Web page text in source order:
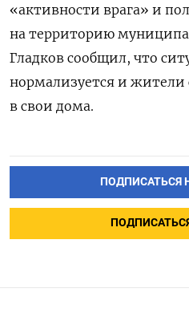
«активности врага» и
на территорию
Гладков сообщил, что
нормализуется и жители
в свои дома.
ПОДПИСАТЬСЯ
ПОДПИСАТЬСЯ